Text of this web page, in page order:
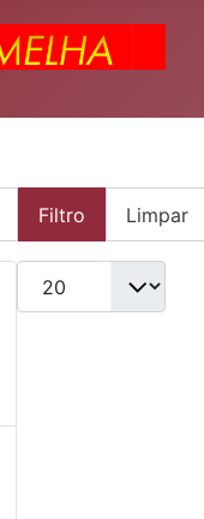
Filtro Limpar
Qtd. a exibir